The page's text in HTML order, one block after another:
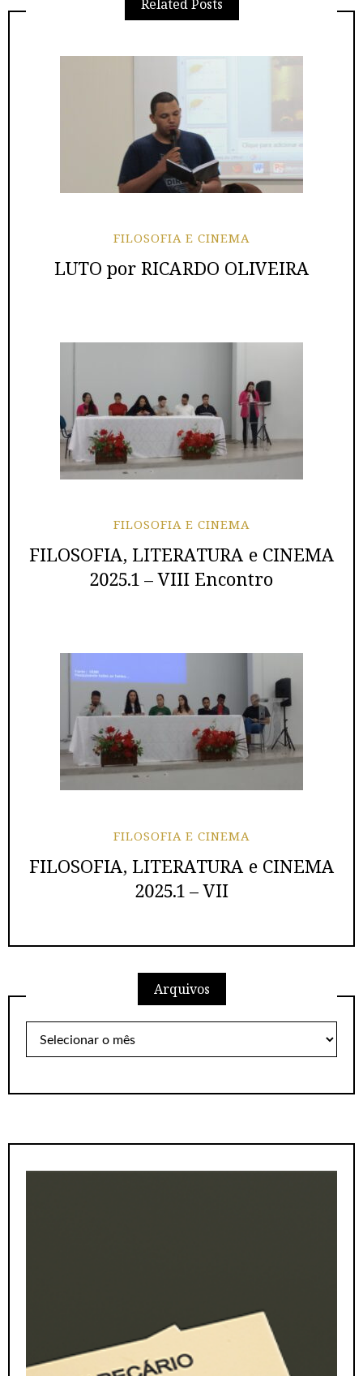
Related Posts
FILOSOFIA E CINEMA
LUTO por RICARDO OLIVEIRA
FILOSOFIA E CINEMA
FILOSOFIA, LITERATURA e CINEMA
2025.1 – VIII Encontro
FILOSOFIA E CINEMA
FILOSOFIA, LITERATURA e CINEMA
2025.1 – VII
Arquivos
Arquivos